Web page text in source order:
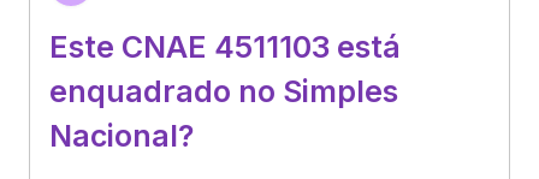
Este CNAE 4511103 está
enquadrado no Simples
Nacional?